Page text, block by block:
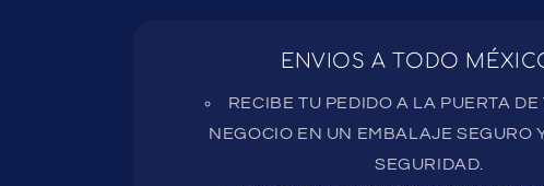
ENVIOS A TODO
RECIBE TU PEDIDO A LA PUERTA DE
NEGOCIO EN UN EMBALAJE SEGURO
SEGURIDAD.